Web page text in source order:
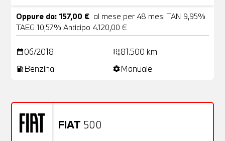
Oppure da: 157,00 € al mese per 48 mesi TAN 9,95%
TAEG 10,57% Anticipo 4.120,00 €
date_range06/2018 add_road81.500 km
local_gas_station Benzina settingsManuale
FIAT 500
Usato